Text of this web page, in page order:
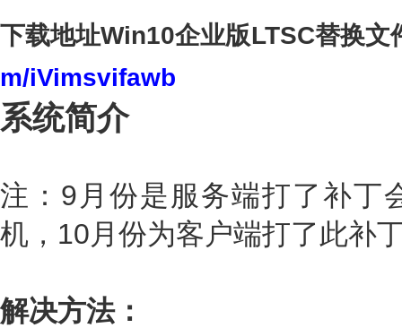
下载地址Win10企业版LTSC替换文
m/iVimsvifawb
系统简介
注：9月份是服务端打了补丁
机，10月份为客户端打了此补
解决方法：